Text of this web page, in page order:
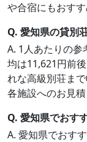
や合宿にもおすす
Q. 愛知県の貸別
A. 1人あたりの
均は11,621円前
れな高級別荘ま
各施設へのお見積
Q. 愛知県でおす
A. 愛知県でおす